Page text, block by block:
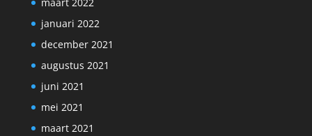
maart 2022
januari 2022
december 2021
augustus 2021
juni 2021
mei 2021
maart 2021